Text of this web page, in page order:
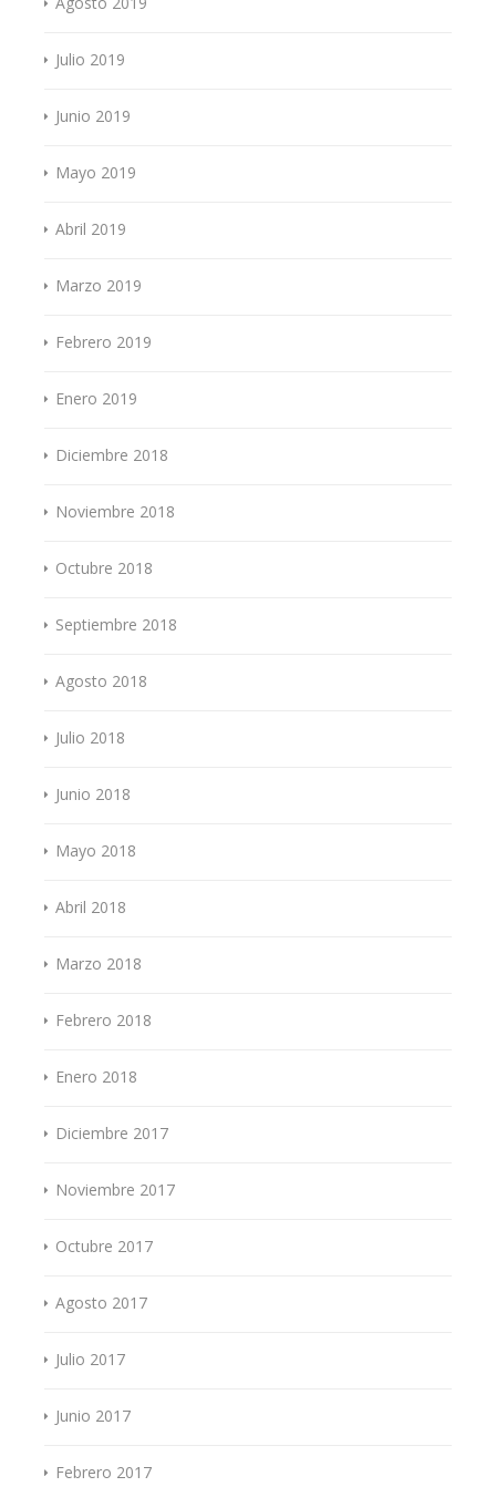
Julio 2019
Junio 2019
Mayo 2019
Abril 2019
Marzo 2019
Febrero 2019
Enero 2019
Diciembre 2018
Noviembre 2018
Octubre 2018
Septiembre 2018
Agosto 2018
Julio 2018
Junio 2018
Mayo 2018
Abril 2018
Marzo 2018
Febrero 2018
Enero 2018
Diciembre 2017
Noviembre 2017
Octubre 2017
Agosto 2017
Julio 2017
Junio 2017
Febrero 2017